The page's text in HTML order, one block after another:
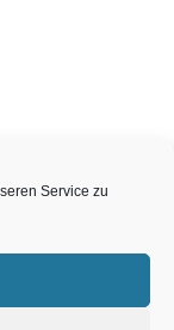
Service zu